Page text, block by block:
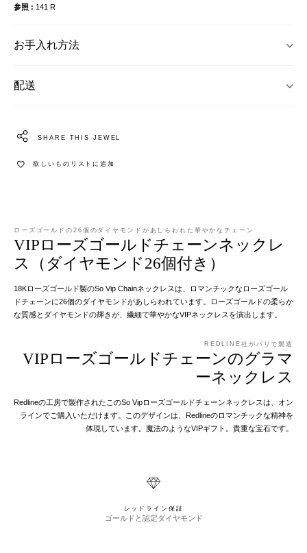
参照
141 R
お手入れ方法
配送
SHARE THIS JEWEL
欲しいものリストに追加
ローズゴールドの26個のダイヤモンドがあしらわれた華やかなチェーン
VIPローズゴールドチェーンネックレ
ス（ダイヤモンド26個付き）
18Kローズゴールド製のSo Vip Chainネックレスは、ロマンチックなローズゴール
ドチェーンに26個のダイヤモンドがあしらわれています。ローズゴールドの柔らか
な質感とダイヤモンドの輝きが、繊細で華やかなVIPネックレスを演出します。
REDLINE社がパリで製造
VIPローズゴールドチェーンのグラマ
ーネックレス
Redlineの工房で製作されたこのSo Vipローズゴールドチェーンネックレスは、オン
ラインでご購入いただけます。このデザインは、Redlineのロマンチックな精神を
体現しています。魔法のようなVIPギフト。貴重な宝石です。
レッドライン保証
ゴールドと認定ダイヤモンド